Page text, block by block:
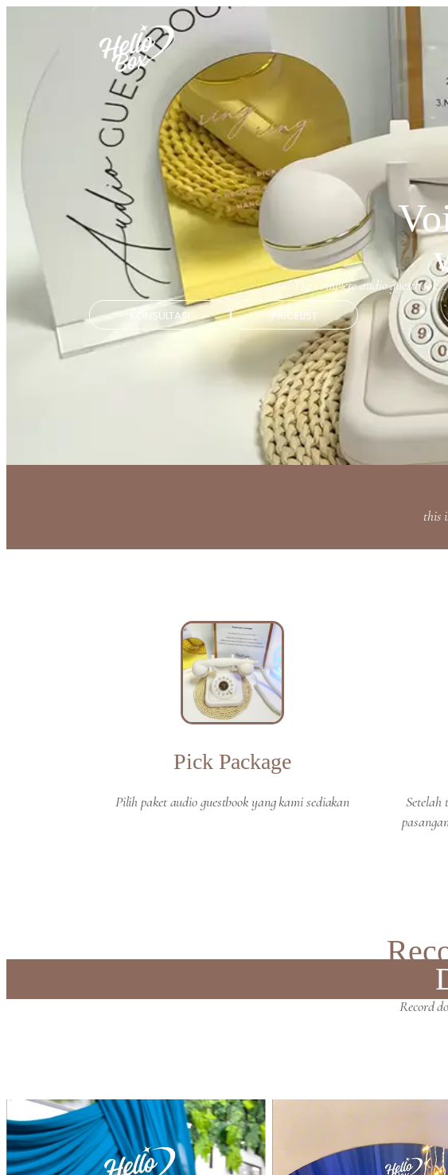
The complete audio
KONSULTASI PRICELIST
this
Pick Package
Pilih paket audio guestbook yang kami sediakan
Setelah
Record